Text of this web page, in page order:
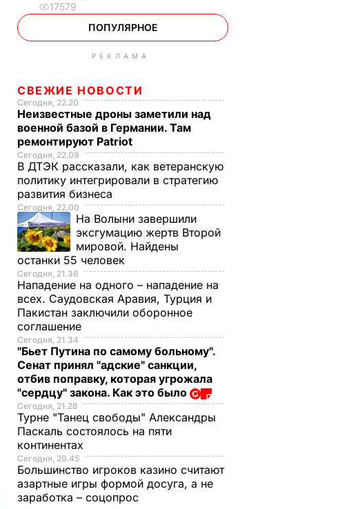
17579
ПОПУЛЯРНОЕ
РЕКЛАМА
СВЕЖИЕ НОВОСТИ
Сегодня, 22.20
Неизвестные дроны заметили над
военной базой в Германии. Там
ремонтируют Patriot
Сегодня, 22.09
В ДТЭК рассказали, как ветеранскую
политику интегрировали в стратегию
развития бизнеса
Сегодня, 22.00
На Волыни завершили
эксгумацию жертв Второй
мировой. Найдены
останки 55 человек
Сегодня, 21.36
Нападение на одного – нападение на
всех. Саудовская Аравия, Турция и
Пакистан заключили оборонное
соглашение
Сегодня, 21.34
"Бьет Путина по самому больному".
Сенат принял "адские" санкции,
отбив поправку, которая угрожала
"сердцу" закона. Как это было
Сегодня, 21.28
Турне "Танец свободы" Александры
Паскаль состоялось на пяти
континентах
Сегодня, 20.45
Большинство игроков казино считают
азартные игры формой досуга, а не
заработка – соцопрос